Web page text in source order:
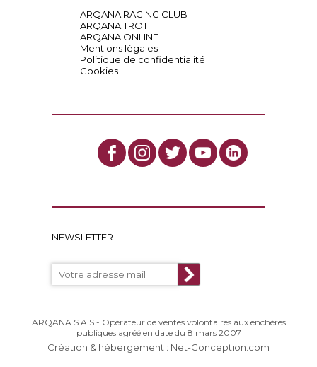
ARQANA RACING CLUB
ARQANA TROT
ARQANA ONLINE
Mentions légales
Politique de confidentialité
Cookies
NEWSLETTER
ARQANA S.A.S - Opérateur de ventes volontaires aux enchères
publiques agréé en date du 8 mars 2007
Création & hébergement : Net-Conception.com